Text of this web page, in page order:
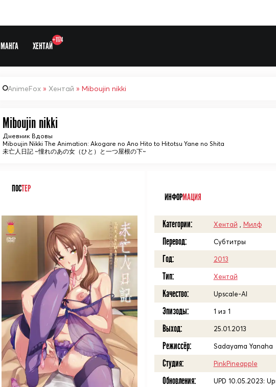
МАНГА ХЕНТАЙ
+1174
AnimeFox » Хентай » Miboujin nikki
Miboujin nikki
Дневник Вдовы
Miboujin Nikki The Animation: Akogare no Ano Hito to Hitotsu Yane no Shita
未亡人日記 ~憧れのあの女（ひと）と一つ屋根の下~
ПОСТЕР
ИНФОРМАЦИЯ
Категории: Хентай Милф
Перевод: Субтитры
Год: 2013
Тип: Хентай
Качество: Upscale-AI
Эпизоды: 1 из 1
Выход: 25.01.2013
Режиссёр: Sadayama Yanaha
Студия: PinkPineapple
Обновления: UPD 10.05.2023: